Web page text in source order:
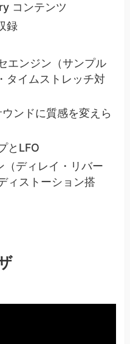
コンテンツ
録
エンジン（サンプル
タイムストレッチ対
ンドに質感を変えら
とLFO
（ディレイ・リバー
ィストーション搭